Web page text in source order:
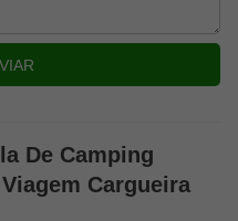
alta tenacidad
De Camping
Cargueira